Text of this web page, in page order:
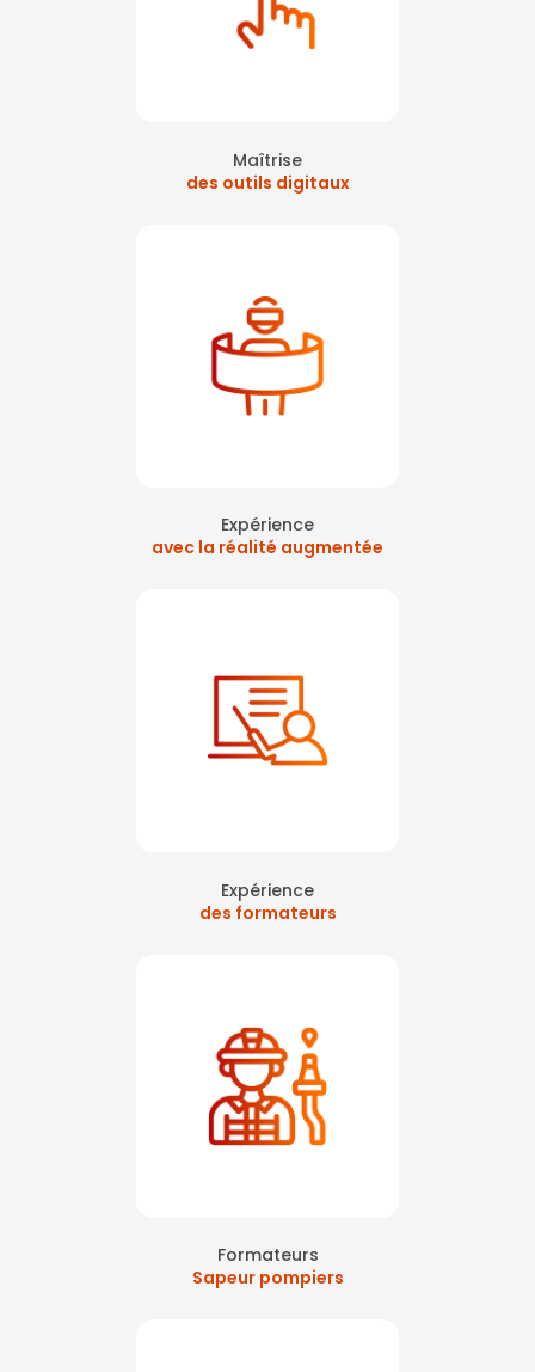
Maîtrise
des outils digitaux
Expérience
avec la réalité augmentée
Expérience
des formateurs
Formateurs
Sapeur pompiers